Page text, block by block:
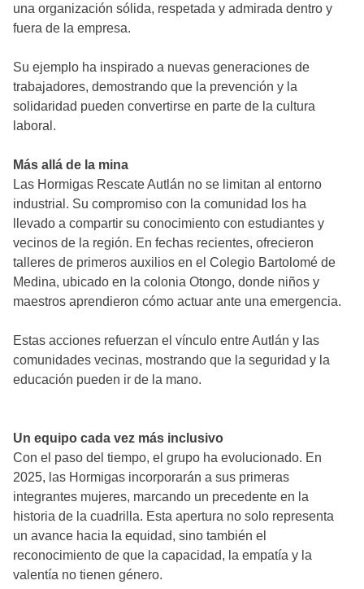
una organización sólida, respetada y admirada dentro y
fuera de la empresa.
Su ejemplo ha inspirado a nuevas generaciones de
trabajadores, demostrando que la prevención y la
solidaridad pueden convertirse en parte de la cultura
laboral.
Más allá de la mina
Las Hormigas Rescate Autlán no se limitan al entorno
industrial. Su compromiso con la comunidad los ha
llevado a compartir su conocimiento con estudiantes y
vecinos de la región. En fechas recientes, ofrecieron
talleres de primeros auxilios en el Colegio Bartolomé de
Medina, ubicado en la colonia Otongo, donde niños y
maestros aprendieron cómo actuar ante una emergencia.
Estas acciones refuerzan el vínculo entre Autlán y las
comunidades vecinas, mostrando que la seguridad y la
educación pueden ir de la mano.
Un equipo cada vez más inclusivo
Con el paso del tiempo, el grupo ha evolucionado. En
2025, las Hormigas incorporarán a sus primeras
integrantes mujeres, marcando un precedente en la
historia de la cuadrilla. Esta apertura no solo representa
un avance hacia la equidad, sino también el
reconocimiento de que la capacidad, la empatía y la
valentía no tienen género.